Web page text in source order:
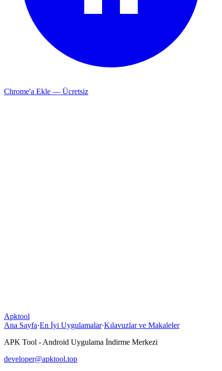
Chrome'a Ekle — Ücretsiz
Apktool
Ana Sayfa·En İyi Uygulamalar·Kılavuzlar ve Makaleler
APK Tool - Android Uygulama İndirme Merkezi
developer@apktool.top